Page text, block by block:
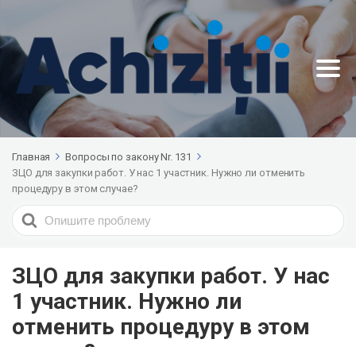
Главная
Вопросы по закону Nr. 131
ЗЦO для закупки работ. У нас 1 участник. Нужно ли отменить
процедуру в этом случае?
Search
For
ЗЦO для закупки работ. У нас
1 участник. Нужно ли
отменить процедуру в этом